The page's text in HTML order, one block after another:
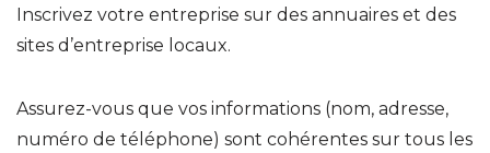
Inscrivez votre entreprise sur des annuaires et des
sites d’entreprise locaux.
Assurez-vous que vos informations (nom, adresse,
numéro de téléphone) sont cohérentes sur tous les